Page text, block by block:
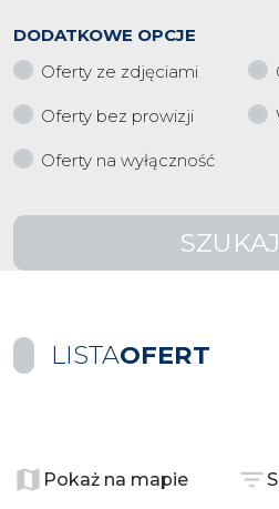
DODATKOWE OPCJE
Oferty ze zdjęciami
Oferty bez prowizji
Oferty na wyłączność
SZUKAJ
LISTAOFERT
−
Pokaż na mapie